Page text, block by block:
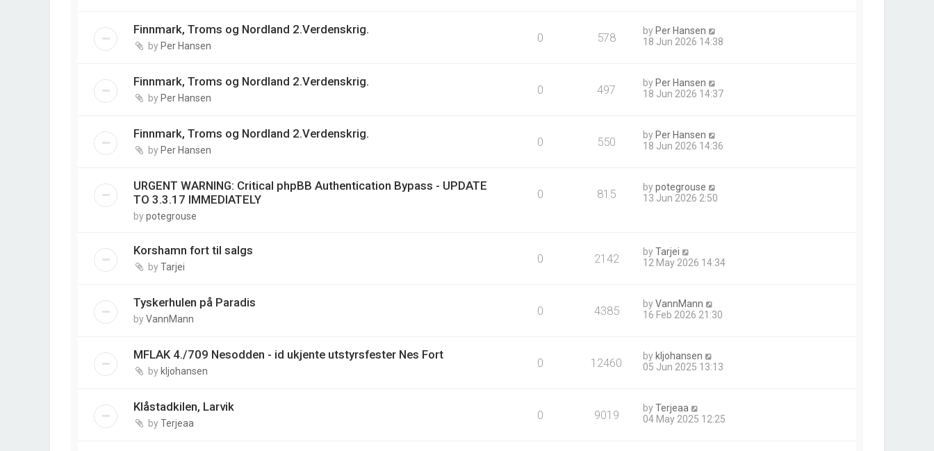
Finnmark, Troms og Nordland 2.Verdenskrig.
by Per Hansen
0 578 by Per Hansen
18 Jun 2026 14:38
Finnmark, Troms og Nordland 2.Verdenskrig.
by Per Hansen
0 497 by Per Hansen
18 Jun 2026 14:37
Finnmark, Troms og Nordland 2.Verdenskrig.
by Per Hansen
0 550 by Per Hansen
18 Jun 2026 14:36
URGENT WARNING: Critical phpBB Authentication Bypass - UPDATE
TO 3.3.17 IMMEDIATELY
bypotegrouse
0 815 bypotegrouse
13 Jun 2026 2:50
Korshamn fort til salgs
byTarjei
0 2142 byTarjei
12 May 2026 14:34
Tyskerhulen på Paradis
byVannMann
0 4385 byVannMann
16 Feb 2026 21:30
MFLAK 4./709 Nesodden - id ukjente utstyrsfester Nes Fort
by kljohansen
0 12460 by kljohansen
05 Jun 2025 13:13
Klåstadkilen, Larvik
byTerjeaa
0 9019 byTerjeaa
04 May 2025 12:25